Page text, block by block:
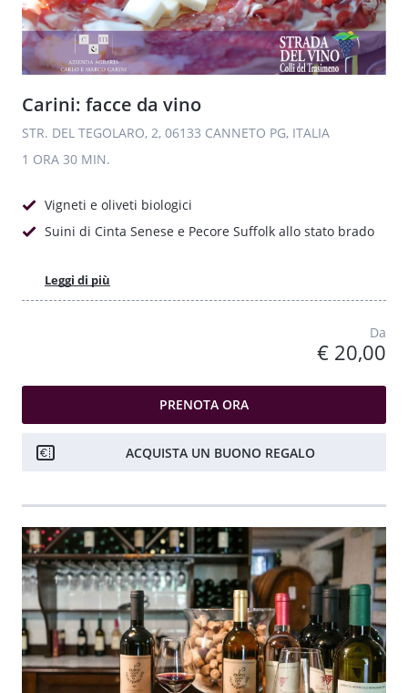
Carini: facce da vino
STR. DEL TEGOLARO, 2, 06133 CANNETO PG, ITALIA
1 ORA 30 MIN.
Vigneti e oliveti biologici
Suini di Cinta Senese e Pecore Suffolk allo stato brado
Leggi di più
Da
€ 20,00
PRENOTA ORA
ACQUISTA UN BUONO REGALO